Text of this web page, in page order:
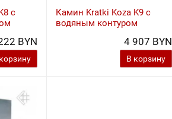
с
BYN
Камин Kratki Koza K9 с
водяным контуром
4 907 BYN
В корзину